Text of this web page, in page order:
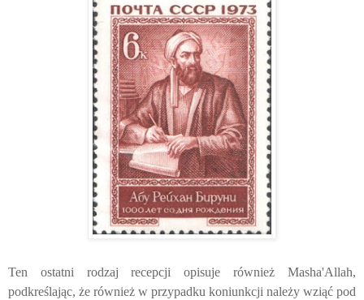
Ten ostatni rodzaj recepcji opisuje również
Masha'Allah,
podkreślając, że również w przypadku koniunkcji należy wziąć pod